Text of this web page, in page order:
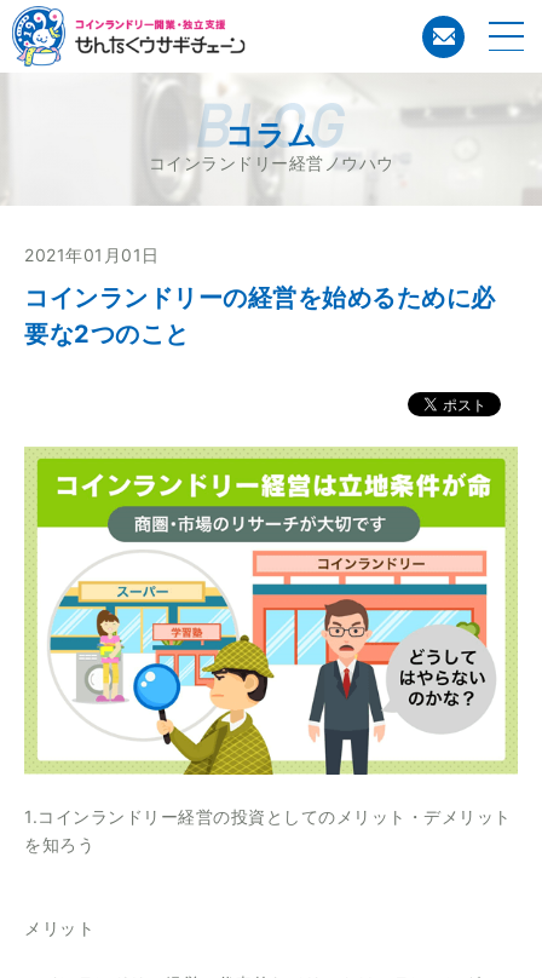
コイン
コラム
コインランドリー経営ノウハウ
2021年01月01日
コインランドリーの経営を始めるために必
要な2つのこと
1.コインランドリー経営の投資としてのメリット・デメリット
を知ろう
メリット